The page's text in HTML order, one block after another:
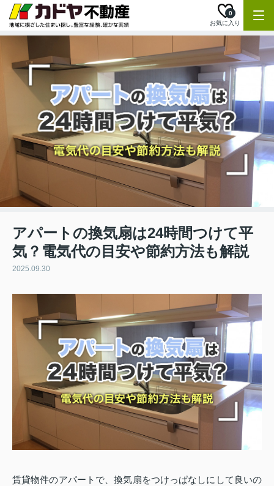
お気に入り
0
アパートの換気扇は24時間つけて平
気？電気代の目安や節約方法も解説
2025.09.30
賃貸物件のアパートで、換気扇をつけっぱなしにして良いの